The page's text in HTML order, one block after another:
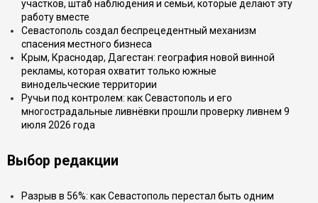
участков, штаб наблюдения и семьи, которые делают эту
работу вместе
Севастополь создал беспрецедентный механизм
спасения местного бизнеса
Крым, Краснодар, Дагестан: география новой винной
рекламы, которая охватит только южные
винодельческие территории
Ручьи под контролем: как Севастополь и его
многострадальные ливнёвки прошли проверку ливнем 9
июля 2026 года
Выбор редакции
Разрыв в 56%: как Севастополь перестал быть одним